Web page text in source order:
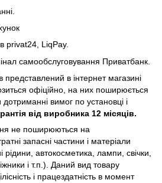
privat24, LiqPay.
самообслуговування Приватбанк.
представлений в інтернет магазині
офіційно, на них поширюється
вимог по установці і
від виробника 12 місяців.
не поширюються на
запасні частини і матеріали
рідини, автокосметика, лампи, свічки,
і т.п.). Даний вид товару
і працездатність в момент